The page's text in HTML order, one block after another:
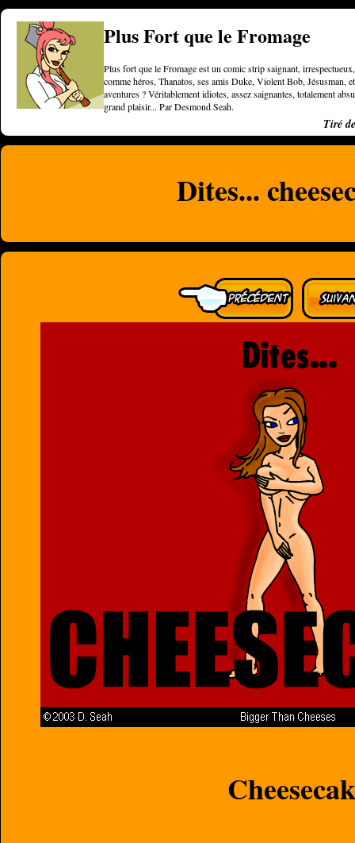
Plus Fort que le Fromage
Plus fort que le Fromage est un comic strip saignant,
comme héros, Thanatos, ses amis Duke, Violent Bob, Jésusman,
aventures ? Véritablement idiotes, assez saignantes, totalement
grand plaisir... Par Desmond Seah.
Tiré
Dites...